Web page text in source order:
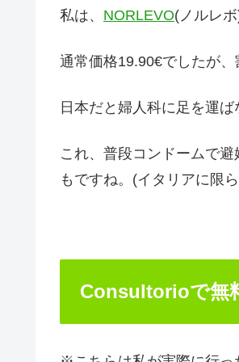
私は、 NORLEVO(ノルレ
通常価格19.90€でしたが、
日本だと婦人科に足を運
これ、普段コンドームで
もですね。(イタリアに限
Consultorioで無